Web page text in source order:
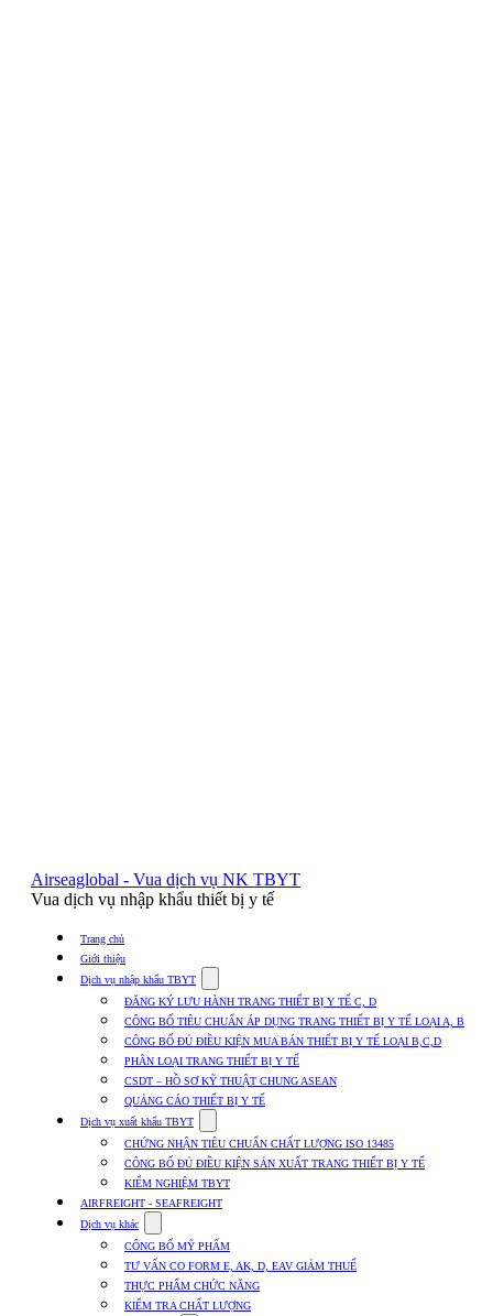
Airseaglobal - Vua dịch vụ NK TBYT
Vua dịch vụ nhập khẩu thiết bị y tế
Trang chủ
Giới thiệu
Dịch vụ nhập khẩu TBYT
submenu
for
Dịch
vụ
nhập
khẩu
TBYT
ĐĂNG KÝ LƯU HÀNH TRANG THIẾT BỊ Y TẾ C, D
CÔNG BỐ TIÊU CHUẨN ÁP DỤNG TRANG THIẾT BỊ Y TẾ LOẠI A, B
CÔNG BỐ ĐỦ ĐIỀU KIỆN MUA BÁN THIẾT BỊ Y TẾ LOẠI B,C,D
PHÂN LOẠI TRANG THIẾT BỊ Y TẾ
CSDT – HỒ SƠ KỸ THUẬT CHUNG ASEAN
QUẢNG CÁO THIẾT BỊ Y TẾ
Dịch vụ xuất khẩu TBYT
submenu
for
Dịch
vụ
xuất
TBYT
CHỨNG NHẬN TIÊU CHUẨN CHẤT LƯỢNG ISO 13485
CÔNG BỐ ĐỦ ĐIỀU KIỆN SẢN XUẤT TRANG THIẾT BỊ Y TẾ
KIỂM NGHIỆM TBYT
AIRFREIGHT - SEAFREIGHT
Dịch vụ khác
submenu
for
Dịch
vụ
khác
CÔNG BỐ MỸ PHẨM
TƯ VẤN CO FORM E, AK, D, EAV GIẢM THUẾ
THỰC PHẨM CHỨC NĂNG
KIỂM TRA CHẤT LƯỢNG